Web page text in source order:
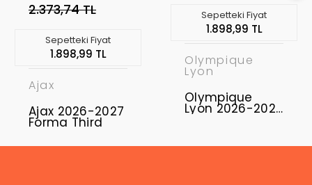
2.373,74 TL
Sepetteki Fiyat
1.898,99 TL
Ajax
Ajax 2026-2027
Forma Third
Sepetteki Fiyat
1.898,99 TL
Olympique
Lyon
Olympique
Lyon 2026-2027
Forma Third